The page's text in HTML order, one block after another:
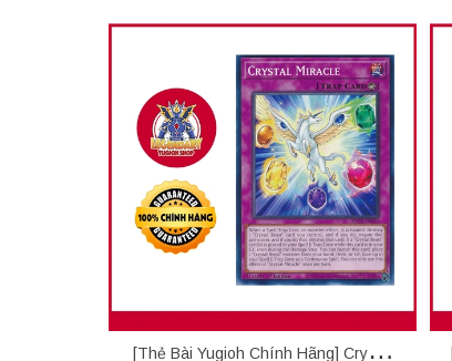
[Thẻ Bài Yugioh Chính Hãng] Crystal